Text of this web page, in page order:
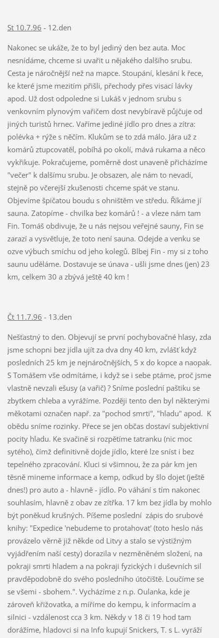
St 10.7.96 - 12.den
Nakonec se ukáže, že to byl jediný den bez auta. Moc
nesnídáme, chceme si uvařit u nějakého dalšího srubu.
Cesta je náročnější než na mapce. Stoupání, klesání k řece,
ke které jsme mezitím přišli, přechody přes visací lávky
apod. Už dost odpoledne si Lukáš v jednom srubu s
venkovním plynovým vařičem dost nevybíravě půjčuje od
jiných turistů hrnec. Vaříme jediné jídlo pro dnes a zítra:
polévka + rýže s něčím. Klukům se to zdá málo. Jára už z
komárů ztupcovatěl, pobíhá po okolí, mává rukama a něco
vykřikuje. Pokračujeme, poměrně dost unaveně přicházíme
"večer" k dalšímu srubu. Je obsazen, ale nám to nevadí,
stejně po včerejší zkušenosti chceme spát ve stanu.
Objevíme špičatou boudu s ohništěm ve středu. Říkáme jí
sauna. Zatopíme - chvilka bez komárů ! - a vleze nám tam
Fin. Tomáš obdivuje, že u nás nejsou veřejné sauny, Fin se
zarazí a vysvětluje, že toto není sauna. Odejde a venku se
ozve výbuch smíchu od jeho kolegů. Blbej Fin - my si z toho
saunu uděláme. Dostavuje se únava - ušli jsme dnes (jen) 23
km, celkem 30 a zbývá ještě 40 km !
Čt 11.7.96 - 13.den
Nešťastný to den. Objevují se první pochybovačné hlasy, zda
jsme schopni bez jídla ujít za dva dny 40 km, zvlášť když
posledních 25 km je nejnáročnějších, 5 x do kopce a naopak.
S Tomášem vše odmítáme, i když se i sebe ptáme, proč jsme
vlastně nevzali ešusy (a vařič) ? Sníme poslední paštiku se
zbytkem chleba a vyrážíme. Později tento den byl některými
měkotami označen např. za "pochod smrti", "hladu" apod. K
obědu sníme rozinky. Přece se jen občas dostaví subjektivní
pocity hladu. Ke svačině si rozpětíme tatranku (nic moc
sytého), čímž definitivně dojde jídlo, které lze sníst i bez
tepelného zpracování. Kluci si všimnou, že za pár km jen
těsně mineme informace a kemp, odkud by šlo dojet (ještě
dnes!) pro auto a - hlavně - jídlo. Po váhání s tím nakonec
souhlasím, hlavně z obav ze zítřka. 17 km bez jídla by mohlo
být poněkud krušných. Píšeme poslední zápis do srubové
knihy: "Expedice 'nebudeme to protahovat' (toto heslo nás
provázelo věrně již někde od Litvy a stalo se výstižným
vyjádřením naší cesty) dorazila v nezměněném složení, na
pokraji smrti hladem a na pokraji fyzických i duševních sil
pravděpodobně do svého posledního útočiště. Loučíme se
se všemi - sbohem.". Vycházíme z n.p. Oulanka, kde je
zároveň křižovatka, a míříme do kempu, k informacím a
silnici - vzdálenost cca 3 km. Někdy v 18 či 19 hod tam
dorážíme, hladovci si na Info kupují Snickers, T. s L. vyráží